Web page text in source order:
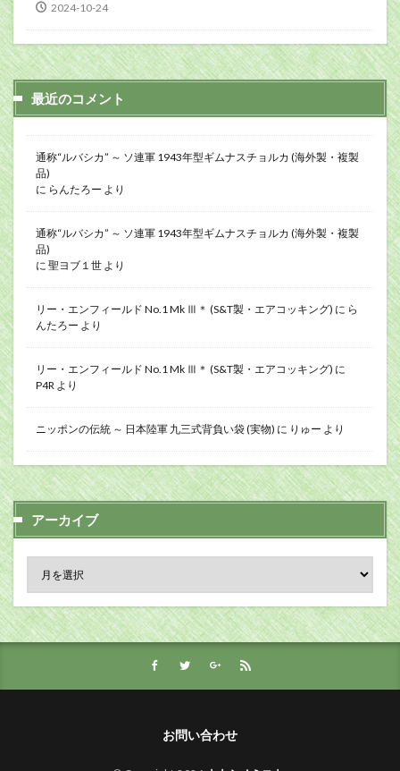
2024-10-24
最近のコメント
通称“ルバシカ” ～ ソ連軍 1943年型ギムナスチョルカ (海外製・複製
品)
に らんたろー より
通称“ルバシカ” ～ ソ連軍 1943年型ギムナスチョルカ (海外製・複製
品)
に 聖ヨブ１世 より
リー・エンフィールド No.1 Mk Ⅲ＊ (S&T製・エアコッキング) に ら
んたろー より
リー・エンフィールド No.1 Mk Ⅲ＊ (S&T製・エアコッキング) に
P4R より
ニッポンの伝統 ～ 日本陸軍 九三式背負い袋 (実物) に りゅー より
アーカイブ
お問い合わせ